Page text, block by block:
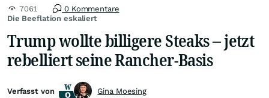
Die Beeflation eskaliert
7061 0 Kommentare
Trump wollte billigere Steaks – jetzt
rebelliert seine Rancher-Basis
Verfasst von Gina Moesing